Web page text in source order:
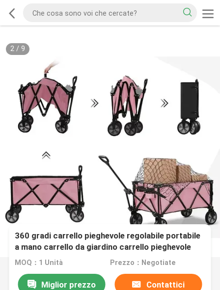
2/ 9
360 gradi carrello pieghevole regolabile portabile
a mano carrello da giardino carrello pieghevole
pesante
MOQ：1 Unità Prezzo：Negotiate
Miglior prezzo Contattici